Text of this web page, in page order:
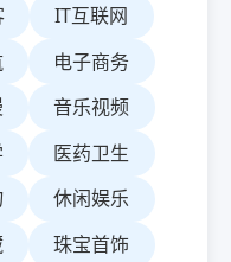
IT互联网
电子商务
音乐视频
医药卫生
休闲娱乐
珠宝首饰